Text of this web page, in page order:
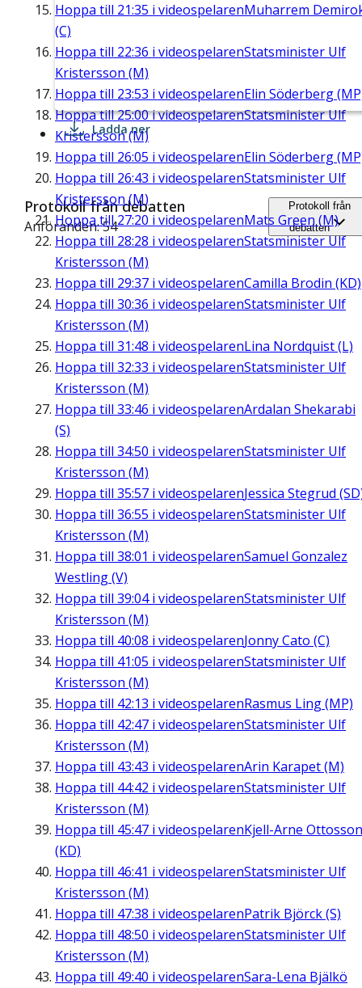
Hoppa till 21:35 i videospelarenMuharrem
(C)
Hoppa till 22:36 i videospelarenStatsminister Ulf
Kristersson (M)
Hoppa till 23:53 i videospelarenElin Söderberg
Hoppa till25:00i videospelarenStatsminister Ulf
Kristersson (M)
Hoppa till 26:05 i videospelarenElin Söderberg
Hoppa till 26:43 i videospelarenStatsminister Ulf
Kristersson (M)
Hoppa till27:20 i videospelarenMats Green (M)
Hoppa till 28:28 i videospelarenStatsminister Ulf
Kristersson (M)
Hoppa till 29:37 i videospelarenCamilla Brodin (KD)
Hoppa till 30:36 i videospelarenStatsminister Ulf
Kristersson (M)
Hoppa till 31:48 i videospelarenLina Nordquist (L)
Hoppa till 32:33 i videospelarenStatsminister Ulf
Kristersson (M)
Hoppa till 33:46 i videospelarenArdalan Shekarabi
(S)
Hoppa till 34:50 i videospelarenStatsminister Ulf
Kristersson (M)
Hoppa till 35:57 i videospelarenJessica Stegrud
Hoppa till 36:55 i videospelarenStatsminister Ulf
Kristersson (M)
Hoppa till 38:01 i videospelarenSamuel Gonzalez
Westling (V)
Hoppa till 39:04i videospelarenStatsminister Ulf
Kristersson (M)
Hoppa till 40:08 i videospelarenJonny Cato (C)
Hoppa till 41:05 i videospelarenStatsminister Ulf
Kristersson (M)
Hoppa till 42:13 i videospelarenRasmus Ling (MP)
Hoppa till 42:47 i videospelarenStatsminister Ulf
Kristersson (M)
Hoppa till 43:43 i videospelarenArin Karapet (M)
Hoppa till 44:42 i videospelarenStatsminister Ulf
Kristersson (M)
Hoppa till 45:47 i videospelarenKjell-Arne Ottosson
(KD)
Hoppa till 46:41 i videospelarenStatsminister Ulf
Kristersson (M)
Hoppa till 47:38 i videospelarenPatrik Björck (S)
Hoppa till 48:50 i videospelarenStatsminister Ulf
Kristersson (M)
Hoppa till 49:40 i videospelarenSara-Lena Bjälkö
Ladda ner
Protokoll från debatten
Anföranden: 54
Protokoll från
debatten